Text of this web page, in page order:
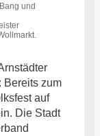
und
Bereits zum
auf
Die Stadt